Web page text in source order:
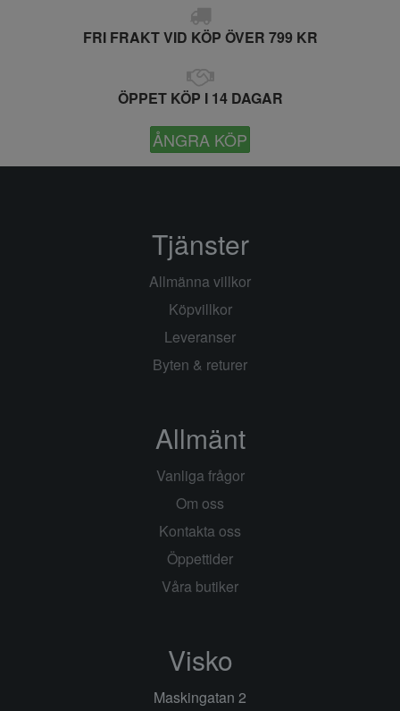
FRI FRAKT VID KÖP ÖVER 799 KR
ÖPPET KÖP I 14 DAGAR
ÅNGRA KÖP
Tjänster
Allmänna villkor
Köpvillkor
Leveranser
Byten & returer
Allmänt
Vanliga frågor
Om oss
Kontakta oss
Öppettider
Våra butiker
Visko
Maskingatan 2